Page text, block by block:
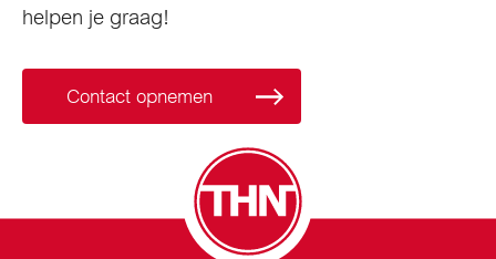
helpen je graag!
Contact opnemen